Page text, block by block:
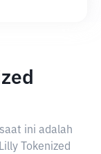
saat ini adalah
Tokenized